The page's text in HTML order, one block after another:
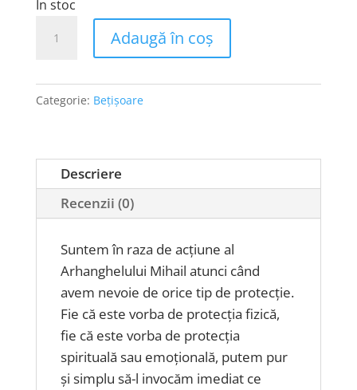
În stoc
Bețișoarele
-
Mihail
Adaugă în coș
Categorie: Bețișoare
Descriere
Recenzii (0)
Suntem în raza de acțiune al
Arhanghelului Mihail atunci când
avem nevoie de orice tip de protecție.
Fie că este vorba de protecția fizică,
fie că este vorba de protecția
spirituală sau emoțională, putem pur
și simplu să-l invocăm imediat ce